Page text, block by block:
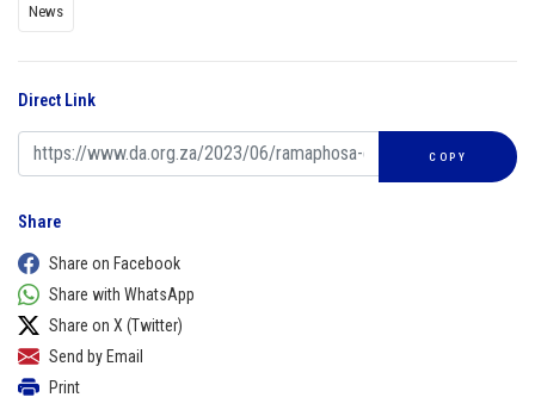
News
Direct Link
COPY
Share
Share on Facebook
Share with WhatsApp
Share on X (Twitter)
Send by Email
Print